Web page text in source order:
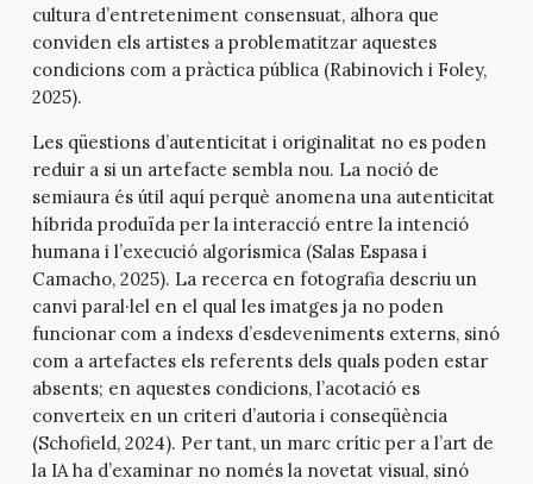
cultura d’entreteniment consensuat, alhora que
conviden els artistes a problematitzar aquestes
condicions com a pràctica pública (Rabinovich i Foley,
2025).
Les qüestions d’autenticitat i originalitat no es poden
reduir a si un artefacte sembla nou. La noció de
semiaura és útil aquí perquè anomena una autenticitat
híbrida produïda per la interacció entre la intenció
humana i l’execució algorísmica (Salas Espasa i
Camacho, 2025). La recerca en fotografia descriu un
canvi paral·lel en el qual les imatges ja no poden
funcionar com a índexs d’esdeveniments externs, sinó
com a artefactes els referents dels quals poden estar
absents; en aquestes condicions, l’acotació es
converteix en un criteri d’autoria i conseqüència
(Schofield, 2024). Per tant, un marc crític per a l’art de
la IA ha d’examinar no només la novetat visual, sinó